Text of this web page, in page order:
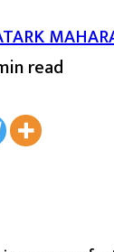
read